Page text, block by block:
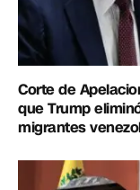
Corte de
que Trump
migrantes